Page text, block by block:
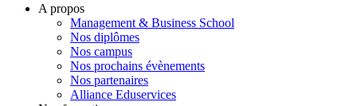
A propos
Management & Business School
Nos diplômes
Nos campus
Nos prochains évènements
Nos partenaires
Alliance Eduservices